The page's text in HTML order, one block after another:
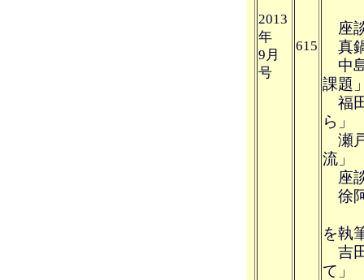
2013
年
9月
号
615
座
真
中
課題
福
ら」
瀬
流」
座
徐
を執
吉
て」